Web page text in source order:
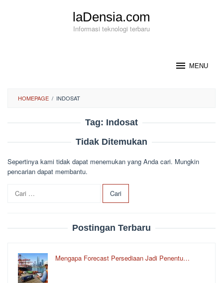
laDensia.com
Informasi teknologi terbaru
MENU
HOMEPAGE / INDOSAT
Tag: Indosat
Tidak Ditemukan
Sepertinya kami tidak dapat menemukan yang Anda cari. Mungkin
pencarian dapat membantu.
Postingan Terbaru
Mengapa Forecast Persediaan Jadi Penentu…